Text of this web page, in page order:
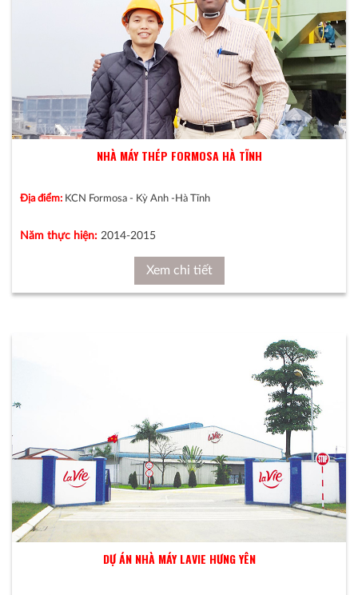
NHÀ MÁY THÉP FORMOSA HÀ TĨNH
Địa điểm: KCN Formosa - Kỳ Anh -Hà Tĩnh
Năm thực hiện: 2014-2015
Xem chi tiết
DỰ ÁN NHÀ MÁY LAVIE HƯNG YÊN